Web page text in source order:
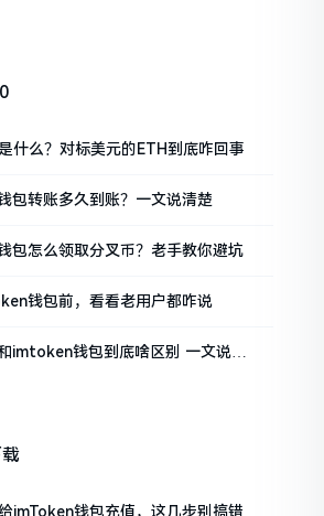
什么？对标美元的ETH到底咋回事
包转账多久到账？一文说清楚
包怎么领取分叉币？老手教你避坑
钱包前，看看老用户都咋说
imtoken钱包到底啥区别 一文说清
imToken钱包充值，这几步别搞错